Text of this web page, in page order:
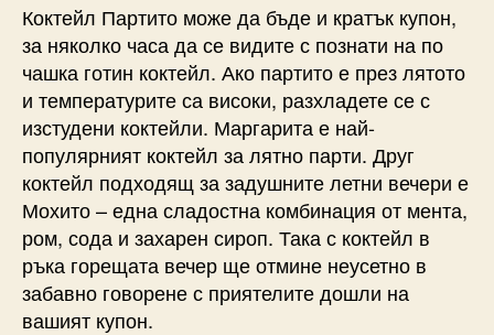
Коктейл Партито може да бъде и кратък купон,
за няколко часа да се видите с познати на по
чашка готин коктейл. Ако партито е през лятото
и температурите са високи, разхладете се с
изстудени коктейли. Маргарита е най-
популярният коктейл за лятно парти. Друг
коктейл подходящ за задушните летни вечери е
Мохито – една сладостна комбинация от мента,
ром, сода и захарен сироп. Така с коктейл в
ръка горещата вечер ще отмине неусетно в
забавно говорене с приятелите дошли на
вашият купон.